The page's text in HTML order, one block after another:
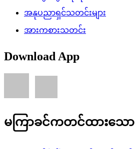
အနုပညာရှင်သတင်းများ
အားကစားသတင်း
Download App
မကြာခင်ကတင်ထားသော